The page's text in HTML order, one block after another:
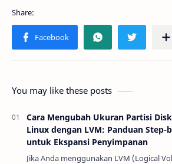
You may like these posts
Cara Mengubah Ukuran Partisi
Linux dengan LVM: Panduan Step-
untuk Ekspansi Penyimpanan
Jika Anda menggunakan LVM (Logical